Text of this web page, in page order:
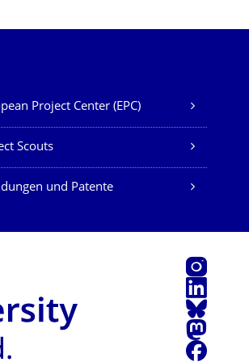
Project Center (EPC)
Scouts
und Patente
Instagram
LinkedIn
Bluesky
Mastodon
Facebook